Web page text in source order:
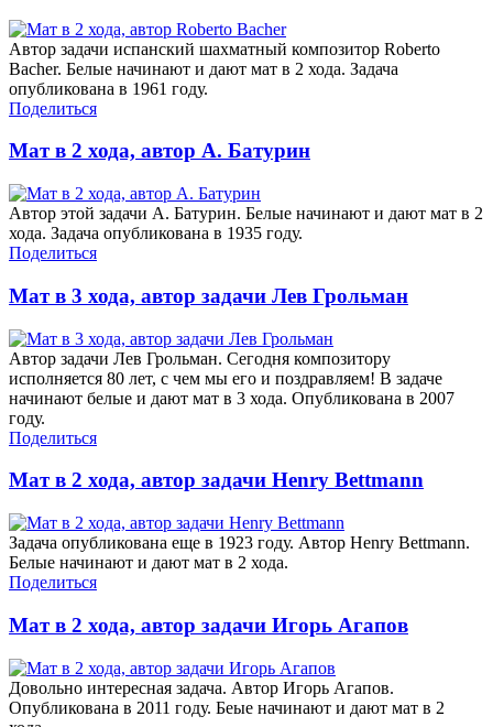
Автор задачи испанский шахматный композитор Roberto
Bacher. Белые начинают и дают мат в 2 хода. Задача
опубликована в 1961 году.
Поделиться
Мат в 2 хода, автор А. Батурин
Автор этой задачи А. Батурин. Белые начинают и дают мат в 2
хода. Задача опубликована в 1935 году.
Поделиться
Мат в 3 хода, автор задачи Лев Грольман
Автор задачи Лев Грольман. Сегодня композитору
исполняется 80 лет, с чем мы его и поздравляем! В задаче
начинают белые и дают мат в 3 хода. Опубликована в 2007
году.
Поделиться
Мат в 2 хода, автор задачи Henry Bettmann
Задача опубликована еще в 1923 году. Автор Henry Bettmann.
Белые начинают и дают мат в 2 хода.
Поделиться
Мат в 2 хода, автор задачи Игорь Агапов
Довольно интересная задача. Автор Игорь Агапов.
Опубликована в 2011 году. Беые начинают и дают мат в 2